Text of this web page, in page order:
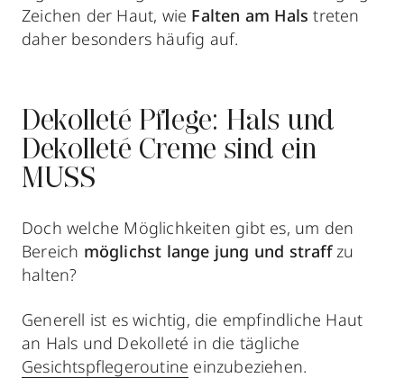
Zeichen der Haut, wie Falten am Halstreten
daher besonders häufig auf.
Dekolleté Pflege: Hals und
Dekolleté Creme sind ein
MUSS
Doch welche Möglichkeiten gibt es, um den
Bereich möglichst lange jung und straffzu
halten?
Generell ist es wichtig, die empfindliche Haut
an Hals und Dekolleté in die tägliche
Gesichtspflegeroutine einzubeziehen.